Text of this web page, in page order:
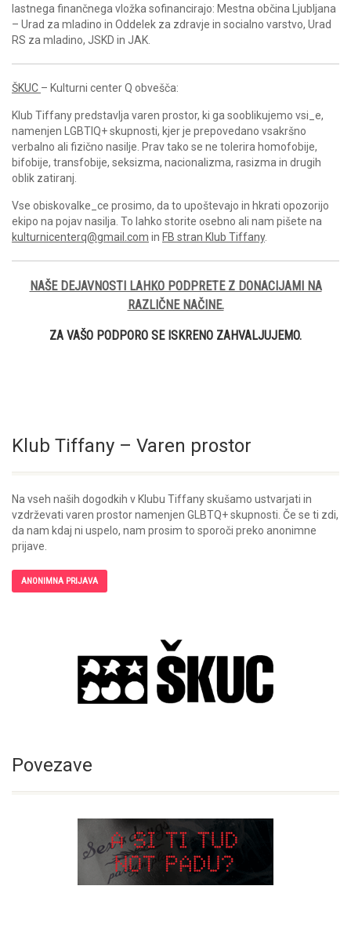
lastnega finančnega vložka sofinancirajo: Mestna občina Ljubljana
– Urad za mladino in Oddelek za zdravje in socialno varstvo, Urad
RS za mladino, JSKD in JAK.
ŠKUC – Kulturni center Q obvešča:
Klub Tiffany predstavlja varen prostor, ki ga sooblikujemo vsi_e,
namenjen LGBTIQ+ skupnosti, kjer je prepovedano vsakršno
verbalno ali fizično nasilje. Prav tako se ne tolerira homofobije,
bifobije, transfobije, seksizma, nacionalizma, rasizma in drugih
oblik zatiranj.
Vse obiskovalke_ce prosimo, da to upoštevajo in hkrati opozorijo
ekipo na pojav nasilja. To lahko storite osebno ali nam pišete na
kulturnicenterq@gmail.com in FB stran Klub Tiffany.
NAŠE DEJAVNOSTI LAHKO PODPRETE Z DONACIJAMI NA
RAZLIČNE NAČINE.
ZA VAŠO PODPORO SE ISKRENO ZAHVALJUJEMO.
Klub Tiffany – Varen prostor
Na vseh naših dogodkih v Klubu Tiffany skušamo ustvarjati in
vzdrževati varen prostor namenjen GLBTQ+ skupnosti. Če se ti zdi,
da nam kdaj ni uspelo, nam prosim to sporoči preko anonimne
prijave.
ANONIMNA PRIJAVA
Povezave